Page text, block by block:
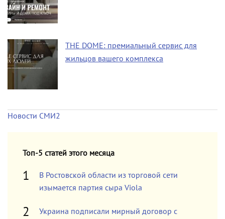
THE DOME: премиальный сервис для
жильцов вашего комплекса
Новости СМИ2
Топ-5 статей этого месяца
В Ростовской области из торговой сети
изымается партия сыра Viola
Украина подписали мирный договор с